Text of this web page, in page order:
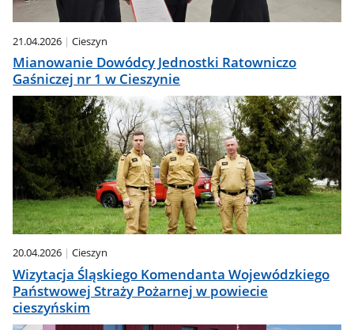
21.04.2026 Cieszyn
Mianowanie Dowódcy Jednostki Ratowniczo
Gaśniczej nr 1 w Cieszynie
20.04.2026 Cieszyn
Wizytacja Śląskiego Komendanta Wojewódzkiego
Państwowej Straży Pożarnej w powiecie
cieszyńskim